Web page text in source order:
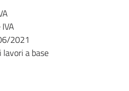
2021
lavori a base